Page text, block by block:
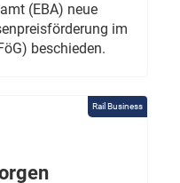
(EBA) neue
im
beschieden.
Rail Business